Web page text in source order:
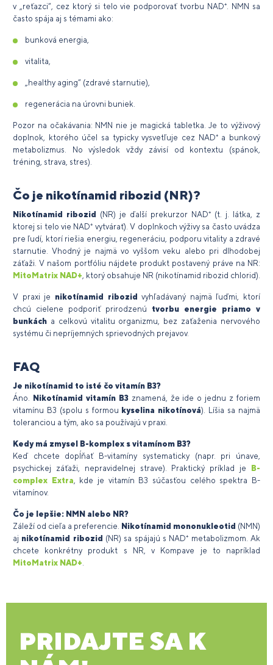
v „reťazci“, cez ktorý si telo vie podporovať tvorbu NAD⁺. NMN sa
často spája aj s témami ako:
bunková energia,
vitalita,
„healthy aging“ (zdravé starnutie),
regenerácia na úrovni buniek.
Pozor na očakávania: NMN nie je magická tabletka. Je to výživový
doplnok, ktorého účel sa typicky vysvetľuje cez NAD⁺ a bunkový
metabolizmus. No výsledok vždy závisí od kontextu (spánok,
tréning, strava, stres).
Čo je nikotínamid ribozid (NR)?
Nikotínamid ribozid
(NR) je ďalší prekurzor NAD⁺ (t. j. látka, z
ktorej si telo vie NAD⁺ vytvárať). V doplnkoch výživy sa často uvádza
pre ľudí, ktorí riešia energiu, regeneráciu, podporu vitality a zdravé
starnutie. Vhodný je najmä vo vyššom veku alebo pri dlhodobej
záťaži. V našom portfóliu nájdete produkt postavený práve na NR:
MitoMatrix NAD+, ktorý obsahuje NR (nikotínamid ribozid chlorid).
V praxi je nikotínamid ribozid vyhľadávaný najmä ľuďmi, ktorí
chcú cielene podporiť prirodzenú tvorbu energie priamo v
bunkách a celkovú vitalitu organizmu, bez zaťaženia nervového
systému či nepríjemných sprievodných prejavov.
FAQ
Je nikotínamid to isté čo vitamín B3?
Áno. Nikotínamid vitamín B3znamená, že ide o jednu z foriem
vitamínu B3 (spolu s formou kyselina nikotínová). Líšia sa najmä
toleranciou a tým, ako sa používajú v praxi.
Kedy má zmysel B-komplex s vitamínom B3?
Keď chcete dopĺňať B-vitamíny systematicky (napr. pri únave,
psychickej záťaži, nepravidelnej strave). Praktický príklad je
B-
complex Extra, kde je vitamín B3 súčasťou celého spektra B-
vitamínov.
Čo je lepšie: NMN alebo NR?
Záleží od cieľa a preferencie. Nikotínamid mononukleotid (NMN)
aj nikotínamid ribozid (NR) sa spájajú s NAD⁺ metabolizmom. Ak
chcete konkrétny produkt s NR, v Kompave je to napríklad
MitoMatrix NAD+.
PRIDAJTE SA K